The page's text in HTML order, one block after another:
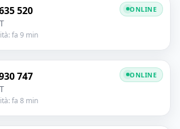
520
fa 9 min
ONLINE
747
fa 8 min
ONLINE